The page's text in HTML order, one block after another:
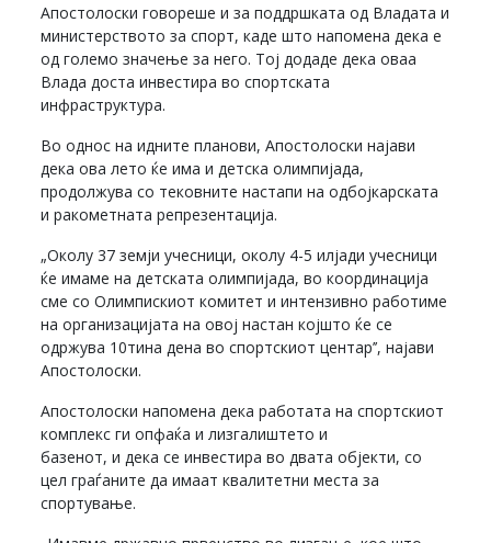
Апостолоски говореше и за поддршката од Владата и
министерството за спорт, каде што напомена дека е
од големо значење за него. Тој додаде дека оваа
Влада доста инвестира во спортската
инфраструктура.
Во однос на идните планови, Апостолоски најави
дека ова лето ќе има и детска олимпијада,
продолжува со тековните настапи на одбојкарската
и ракометната репрезентација.
„Околу 37 земји учесници, околу 4-5 илјади учесници
ќе имаме на детската олимпијада, во координација
сме со Олимпискиот комитет и интензивно работиме
на организацијата на овој настан којшто ќе се
одржува 10тина дена во спортскиот центар’’, најави
Апостолоски.
Апостолоски напомена дека работата на спортскиот
комплекс ги опфаќа и лизгалиштето и
базенот, и дека се инвестира во двата објекти, со
цел граѓаните да имаат квалитетни места за
спортување.